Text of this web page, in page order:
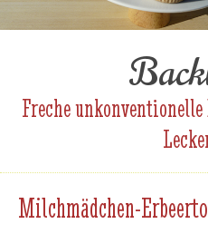
Freche
Milchmädchen-